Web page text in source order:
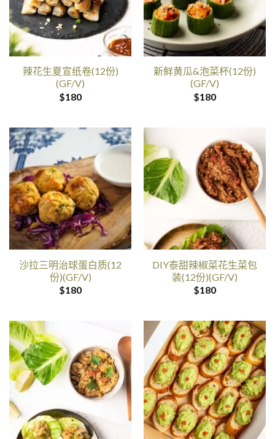
辣花生夏宣纸卷(12份)
(GF/V)
$180
新鲜黄瓜&泡菜杯(12份)
(GF/V)
$180
沙拉三明治球蛋白质(12
份)(GF/V)
$180
DIY泰甜辣椒菜花生菜包
装(12份)(GF/V)
$180